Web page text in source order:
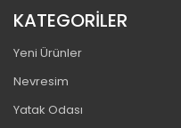
KATEGORİLER
Yeni Ürünler
Nevresim
Yatak Odası